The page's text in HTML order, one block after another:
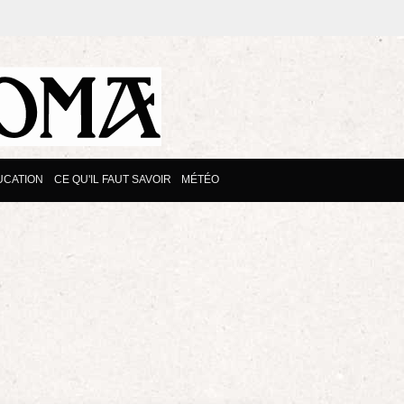
CE QU'IL FAUT SAVOIR MÉTÉO